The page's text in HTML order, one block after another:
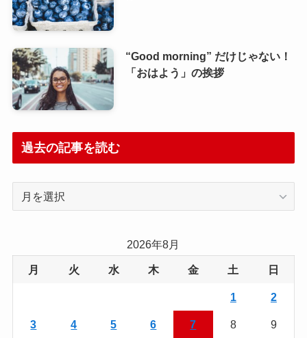
“Good morning” だけじゃない！
「おはよう」の挨拶
過去の記事を読む
事
2026年8月
月 火 水 木 金 土 日
1 2
3 4 5 6 7 8 9